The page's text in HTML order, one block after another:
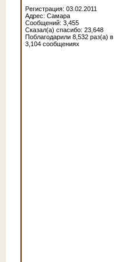
Регистрация: 03.02.2011
Адрес: Самара
Сообщений: 3,455
Сказал(а) спасибо: 23,648
Поблагодарили 8,532 раз(а) в
3,104 сообщениях